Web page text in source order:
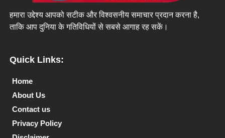
हमारा उद्देश्य आपको सटीक और विश्वसनीय समाचार प्रदान करना है,
ताकि आप दुनिया के गतिविधियों से सबसे आगाह रह सकें।
Quick Links:
Home
About Us
Contact us
Privacy Policy